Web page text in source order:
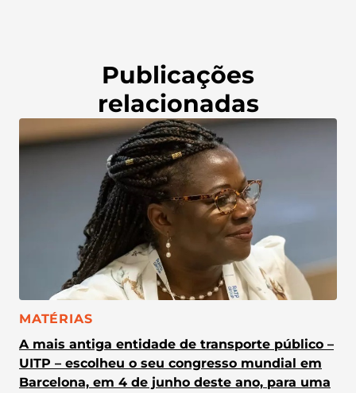
Publicações
relacionadas
CATEGORIA:
MATÉRIAS
A mais antiga entidade de transporte público –
UITP – escolheu o seu congresso mundial em
Barcelona, em 4 de junho deste ano, para uma